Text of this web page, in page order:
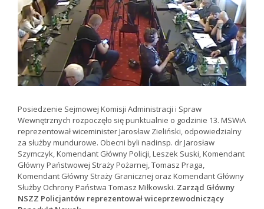
Posiedzenie Sejmowej Komisji Administracji i Spraw
Wewnętrznych rozpoczęło się punktualnie o godzinie 13. MSWiA
reprezentował wiceminister Jarosław Zieliński, odpowiedzialny
za służby mundurowe. Obecni byli nadinsp. dr Jarosław
Szymczyk, Komendant Główny Policji, Leszek Suski, Komendant
Główny Państwowej Straży Pożarnej, Tomasz Praga,
Komendant Główny Straży Granicznej oraz Komendant Główny
Służby Ochrony Państwa Tomasz Miłkowski. Zarząd Główny
NSZZ Policjantów reprezentował wiceprzewodniczący